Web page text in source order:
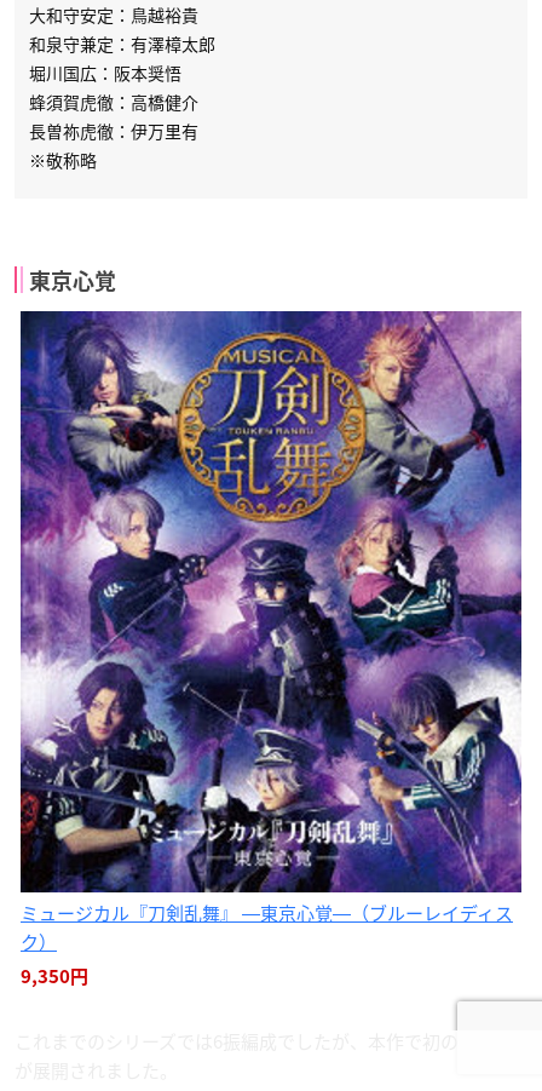
大和守安定：鳥越裕貴
和泉守兼定：有澤樟太郎
堀川国広：阪本奨悟
蜂須賀虎徹：高橋健介
長曽祢虎徹：伊万里有
※敬称略
東京心覚
ミュージカル『刀剣乱舞』 ―東京心覚―（ブルーレイディス
ク）
9,350円